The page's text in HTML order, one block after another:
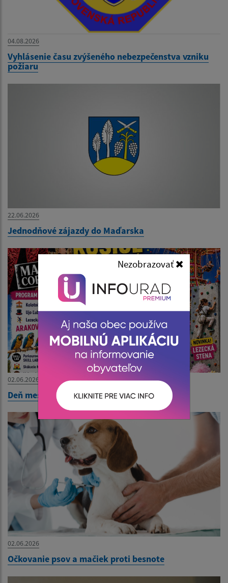
04.08.2026
Vyhlásenie času zvýšeného nebezpečenstva vzniku
požiaru
22.06.2026
Jednodňové zájazdy do Maďarska
02.06.2026
Deň mestskej časti - Pozvánka
02.06.2026
Očkovanie psov a mačiek proti besnote
Nezobrazovať